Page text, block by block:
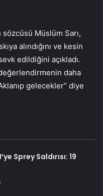
sözcüsü Müslüm Sarı,
alındığını ve kesin
edildiğini açıkladı.
daha
gelecekler” diye
Sprey Saldırısı: 19